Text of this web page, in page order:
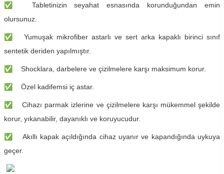
✅ Tabletinizin seyahat esnasında korunduğundan emin
olursunuz.
✅ Yumuşak mikrofiber astarlı ve sert arka kapaklı birinci sınıf
sentetik deriden yapılmıştır.
✅ Shocklara, darbelere ve çizilmelere karşı maksimum korur.
✅ Özel kadifemsi iç astar.
✅Cihazı parmak izlerine ve çizilmelere karşı mükemmel şekilde
korur, yıkanabilir, dayanıklı ve koruyucudur.
✅ Akıllı kapak açıldığında cihaz uyanır ve kapandığında uykuya
geçer.